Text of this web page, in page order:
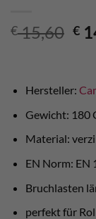
€15,60
€
€
Hersteller:
Gewicht: 180
Material:
EN Norm: EN
Bruchlasten
perfekt für